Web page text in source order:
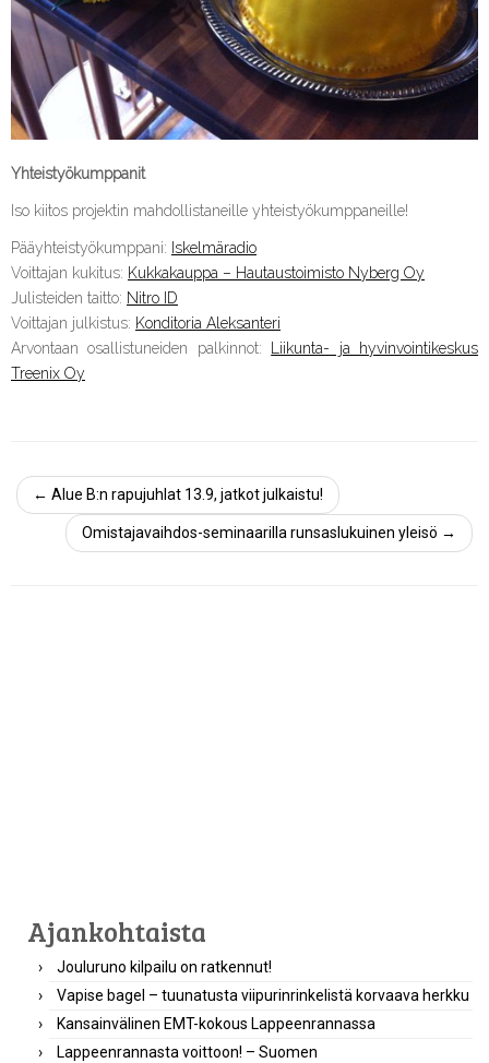
Yhteistyökumppanit
Iso kiitos projektin mahdollistaneille yhteistyökumppaneille!
Pääyhteistyökumppani: Iskelmäradio
Voittajan kukitus: Kukkakauppa – Hautaustoimisto Nyberg Oy
Julisteiden taitto: Nitro ID
Voittajan julkistus: Konditoria Aleksanteri
Arvontaan osallistuneiden palkinnot:
Liikunta- ja hyvinvointikeskus
Treenix Oy
← Alue B:n rapujuhlat 13.9, jatkot julkaistu!
Omistajavaihdos-seminaarilla runsaslukuinen yleisö →
Ajankohtaista
Jouluruno kilpailu on ratkennut!
Vapise bagel – tuunatusta viipurinrinkelistä korvaava herkku
Kansainvälinen EMT-kokous Lappeenrannassa
Lappeenrannasta voittoon! – Suomen